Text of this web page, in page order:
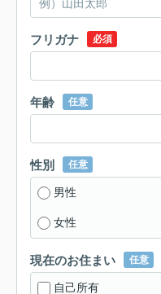
フリガナ 必須
年齢 任意
性別 任意
男性
女性
現在のお住まい 任意
自己所有